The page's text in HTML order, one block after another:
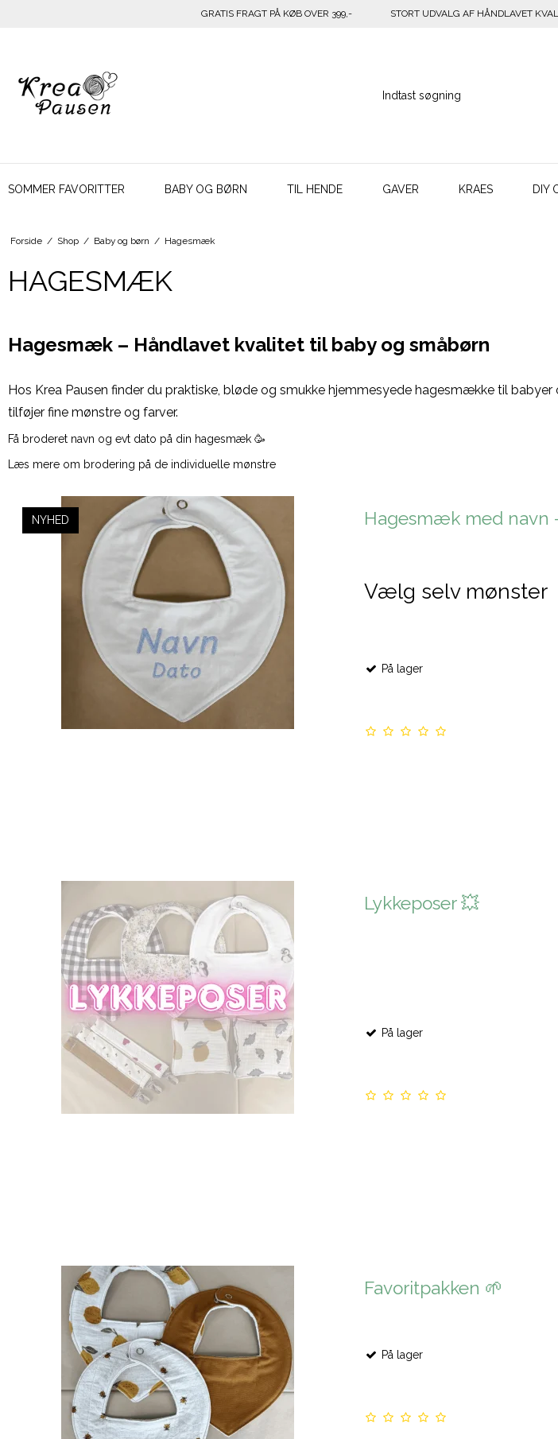
GRATIS FRAGT PÅ KØB OVER 399,- STORT UDVALG AF HÅNDLAVET
SOMMER FAVORITTER BABY OG BØRN TIL HENDE GAVER KRAES DIY
Forside / Shop / Baby og børn / Hagesmæk
HAGESMÆK
Hagesmæk – Håndlavet kvalitet til baby og småbørn
Hos Krea Pausen finder du praktiske, bløde og smukke hjemmesyede hagesmække til
tilføjer fine mønstre og farver.
Få broderet navn og evt dato på din hagesmæk 🥳
Læs mere om brodering på de individuelle mønstre
NYHED Hagesmæk med navn
Vælg selv mønster
På lager
Lykkeposer 💥
På lager
Favoritpakken 🌱
På lager